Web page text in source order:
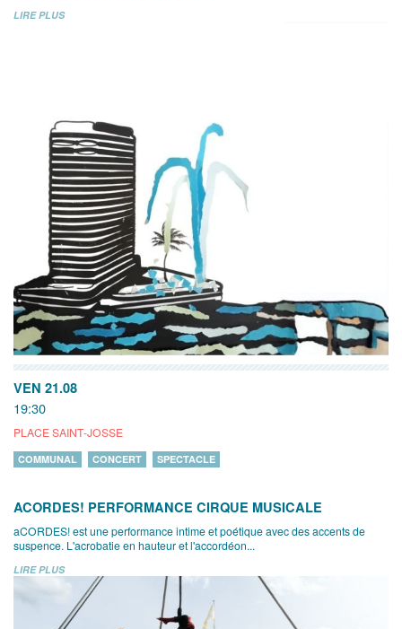
LIRE PLUS
VEN 21.08
19:30
PLACE SAINT-JOSSE
COMMUNAL CONCERT SPECTACLE
ACORDES! PERFORMANCE CIRQUE MUSICALE
aCORDES! est une performance intime et poétique avec des accents de
suspence. L'acrobatie en hauteur et l'accordéon...
LIRE PLUS